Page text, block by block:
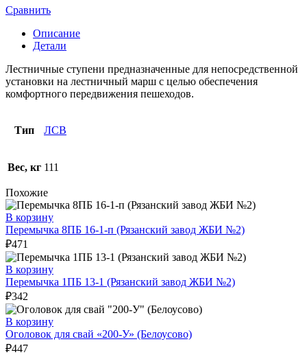
Сравнить
Описание
Детали
Лестничные ступени предназначенные для непосредственной
установки на лестничный марш с целью обеспечения
комфортного передвижения пешеходов.
Тип ЛСВ
Вес, кг 111
Похожие
В корзину
Перемычка 8ПБ 16-1-п (Рязанский завод ЖБИ №2)
₽471
В корзину
Перемычка 1ПБ 13-1 (Рязанский завод ЖБИ №2)
₽342
В корзину
Оголовок для свай «200-У» (Белоусово)
₽447